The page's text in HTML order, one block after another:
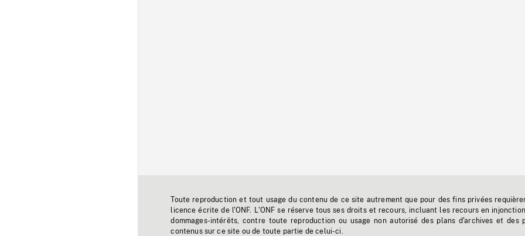
Toute reproduction et tout usage du contenu de ce site autrement que pour des fins privées
licence écrite de l'ONF. L'ONF se réserve tous ses droits et recours, incluant les recours en
dommages-intérêts, contre toute reproduction ou usage non autorisé des plans d'archives et des
contenus sur ce site ou de toute partie de celui-ci.